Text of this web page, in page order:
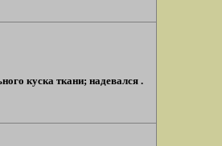
куска ткани; надевался .